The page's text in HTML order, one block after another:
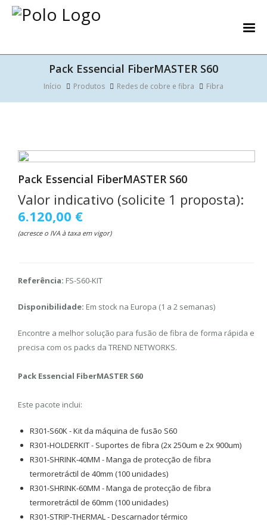
Pack Essencial FiberMASTER S60
Início Produtos Redes de cobre e fibra Fibra
Pack Essencial FiberMASTER S60
Valor indicativo (solicite 1 proposta):
6.120,00 €
(acresce o IVA à taxa em vigor)
Referência: FS-S60-KIT
Disponibilidade: Em stock na Europa (1 a 2 semanas)
Encontre a melhor solução para fusão de fibra de forma rápida e
precisa com os packs da TREND NETWORKS.
Pack Essencial FiberMASTER S60
Este pacote inclui:
R301-S60K - Kit da máquina de fusão S60
R301-HOLDERKIT - Suportes de fibra (2x 250um e 2x 900um)
R301-SHRINK-40MM - Manga de protecção de fibra
termoretráctil de 40mm (100 unidades)
R301-SHRINK-60MM - Manga de protecção de fibra
termoretráctil de 60mm (100 unidades)
R301-STRIP-THERMAL - Descarnador térmico